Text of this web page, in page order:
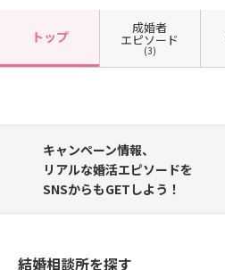
トップ
成婚者
エピソード
(3)
キャンペーン情報、
リアルな婚活エピソードを
SNSからもGETしよう！
結婚相談所を探す